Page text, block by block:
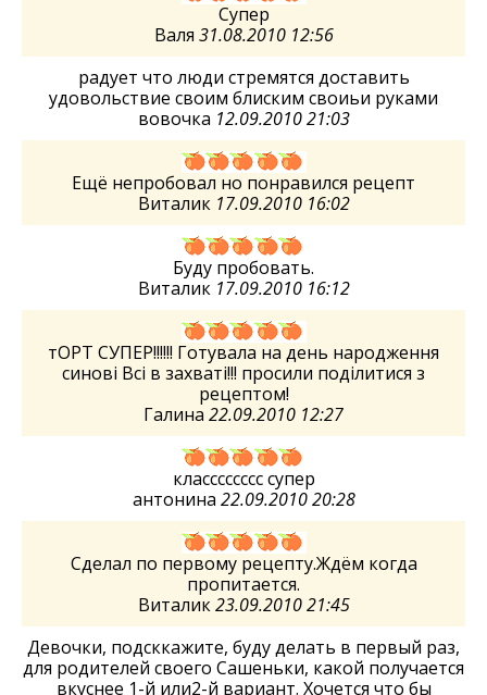
Супер
Валя 31.08.2010 12:56
радует что люди стремятся доставить
удовольствие своим блиским своиьи руками
вовочка 12.09.2010 21:03
Ещё непробовал но понравился рецепт
Виталик 17.09.2010 16:02
Буду пробовать.
Виталик 17.09.2010 16:12
тОРТ СУПЕР!!!!!! Готувала на день народження
синові Всі в захваті!!! просили поділитися з
рецептом!
Галина 22.09.2010 12:27
класссссссс супер
антонина 22.09.2010 20:28
Сделал по первому рецепту.Ждём когда
пропитается.
Виталик23.09.2010 21:45
Девочки, подсккажите, буду делать в первый раз,
для родителей своего Сашеньки, какой получается
вкуснее 1-й или2-й вариант. Хочется что бы